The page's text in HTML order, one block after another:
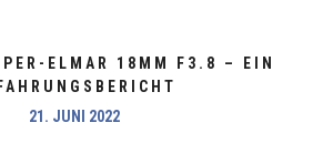
ELMAR 18MM F3.8 – EIN
21. JUNI 2022